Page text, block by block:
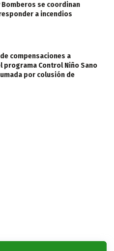
y Bomberos se coordinan
a incendios
compensaciones a
programa Control Niño Sano
por colusión de